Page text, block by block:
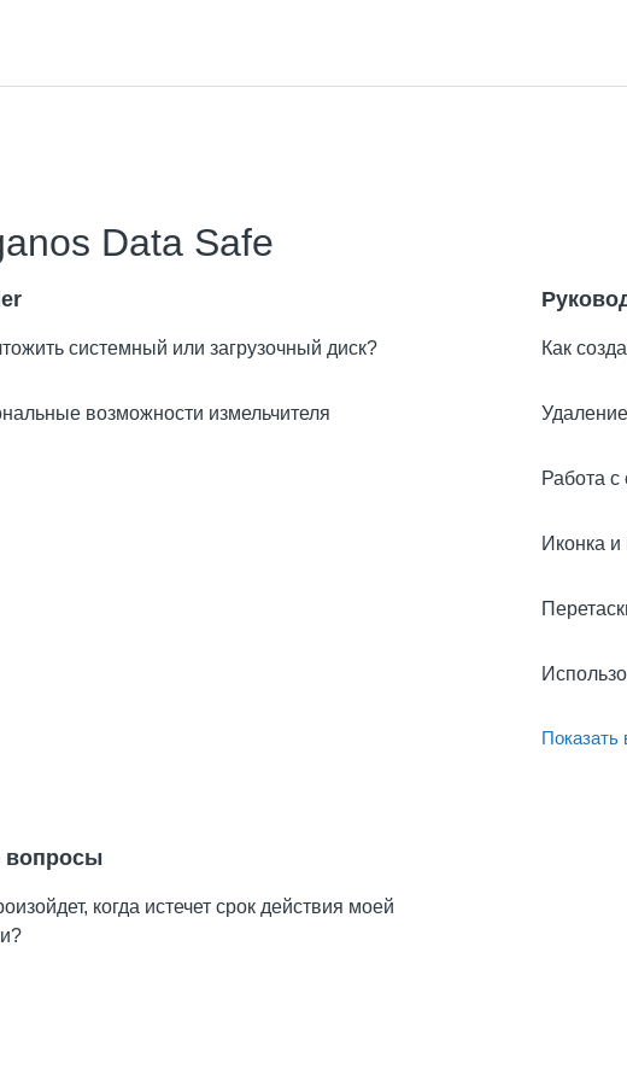
Data Safe
системный или загрузочный диск?
возможности измельчителя
Как
Работа
Иконка
Показать
когда истечет срок действия моей